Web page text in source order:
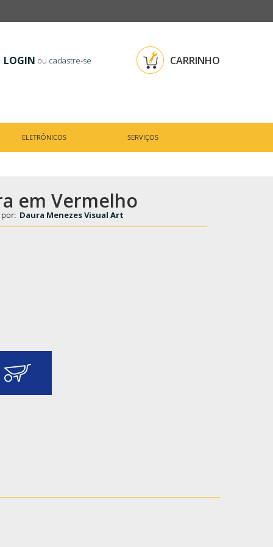
LOGIN ou cadastre-se CARRINHO
ELETRÔNICOS SERVIÇOS
em Vermelho
Daura Menezes Visual Art